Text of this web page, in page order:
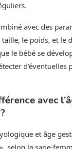
avec des
le poids, et le
le bébé se
d’éventuelles
avec
et âge
», selon la sage-